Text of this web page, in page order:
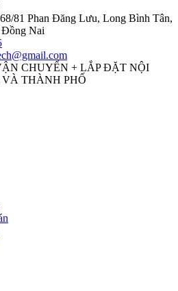
81 Phan Đăng Lưu, Long Bình Tân,
Đồng Nai
CHUYỂN + LẮP ĐẶT NỘI
THÀNH PHỐ